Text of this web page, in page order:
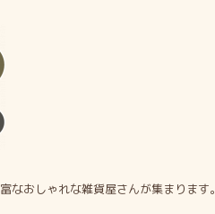
おしゃれな雑貨屋さんが集まります。